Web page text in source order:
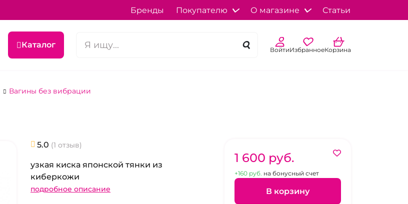
Бренды Покупателю О магазине Статьи
Каталог ВойтиИзбранноеКорзина
Вагины без вибрации
5.0 (1 отзыв)
узкая киска японской тянки из
киберкожи
подробное описание
1 600 pуб.
+160 pуб. на бонусный счет
В корзину